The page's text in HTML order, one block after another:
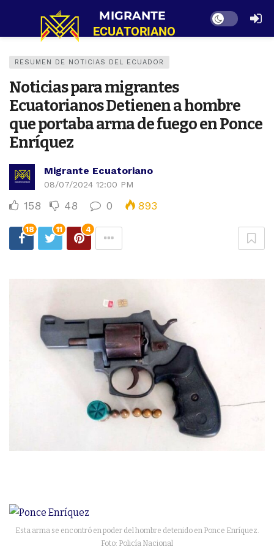
Dark mode
RESUMEN DE NOTICIAS DEL ECUADOR
Noticias para migrantes
Ecuatorianos Detienen a hombre
que portaba arma de fuego en Ponce
Enríquez
Migrante Ecuatoriano
08/07/2024 12:00 PM
158 48 0 893
18 11 4
Esta arma se encontró en poder del hombre detenido en Ponce Enríquez.
Foto: Policía Nacional